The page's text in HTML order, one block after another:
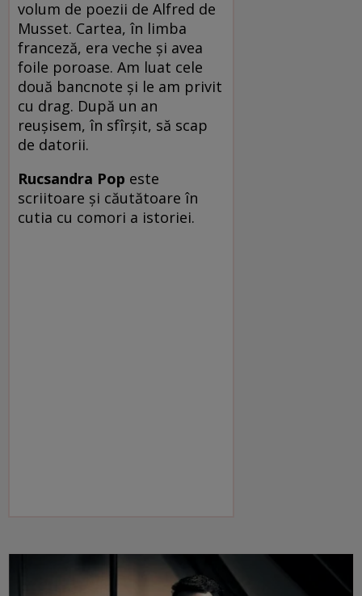
volum de poezii de Alfred de
Musset. Cartea, în limba
franceză, era veche și avea
foile poroase. Am luat cele
două bancnote și le am privit
cu drag. După un an
reușisem, în sfîrșit, să scap
de datorii.
Rucsandra Pop este
scriitoare și căutătoare în
cutia cu comori a istoriei.